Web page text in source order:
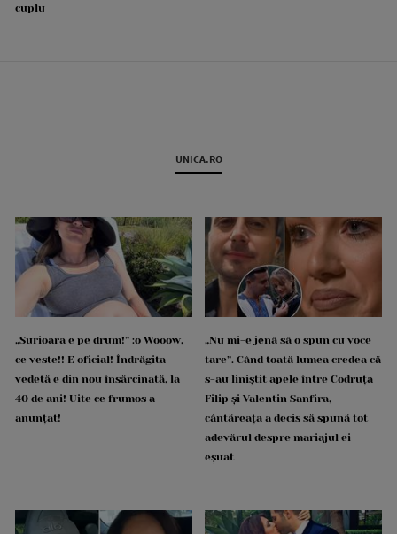
cuplu
UNICA.RO
„Surioara e pe drum!” :o Wooow,
ce veste!! E oficial! Îndrăgita
vedetă e din nou însărcinată, la
40 de ani! Uite ce frumos a
anunțat!
„Nu mi-e jenă să o spun cu voce
tare”. Când toată lumea credea că
s-au liniștit apele între Codruța
Filip și Valentin Sanfira,
cântăreața a decis să spună tot
adevărul despre mariajul ei
eșuat